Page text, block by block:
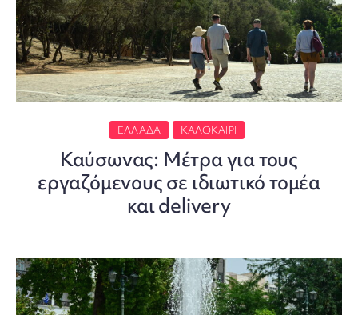
ΕΛΛΆΔΑ ΚΑΛΟΚΑΊΡΙ
Καύσωνας: Mέτρα για τους
εργαζόμενους σε ιδιωτικό τομέα
και delivery